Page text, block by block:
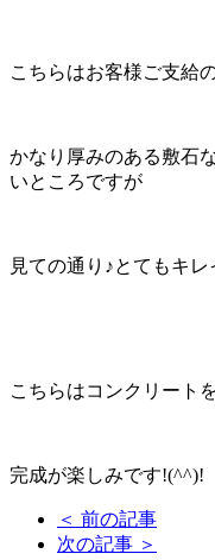
こちらはお客様ご支給
かなり厚みのある敷石
いところですが
見ての通り♪とてもキ
こちらはコンクリート
完成が楽しみです!(^^)!
＜ 前の記事
次の記事 ＞